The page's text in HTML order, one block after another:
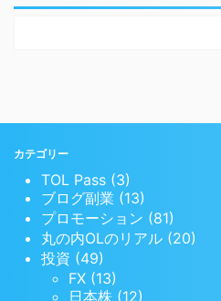
カテゴリー
TOL Pass (3)
ブログ副業 (13)
プロモーション (81)
丸の内OLのリアル (20)
投資 (49)
FX (13)
日本株 (12)